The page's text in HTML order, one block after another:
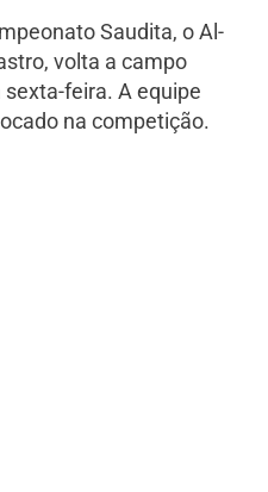
Saudita, o Al-
volta a campo
feira. A equipe
na competição.